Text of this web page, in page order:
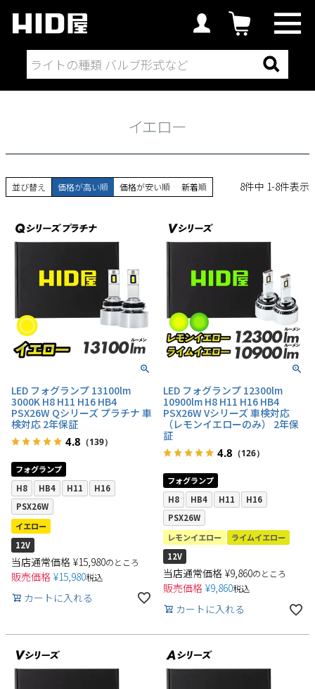
イエロー
並び替え 価格が高い順 価格が安い順 新着順 8件中 1-8件表示
LED フォグランプ 13100lm
3000K H8 H11 H16 HB4
PSX26W Qシリーズ プラチナ 車
検対応 2年保証
4.8 （139）
フォグランプ
H8
HB4 H11
H16
PSX26W
イエロー
12V
当店通常価格 ¥15,980のところ
販売価格 ¥15,980税込
カートに入れる
LED フォグランプ 12300lm
10900lm H8 H11 H16 HB4
PSX26W Vシリーズ 車検対応
（レモンイエローのみ） 2年保
証
4.8 （126）
フォグランプ
H8
HB4 H11
H16
PSX26W
レモンイエロー
ライムイエロー
12V
当店通常価格 ¥9,860のところ
販売価格 ¥9,860税込
カートに入れる